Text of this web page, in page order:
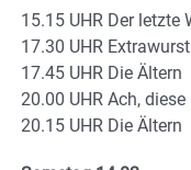
15.15 UHR Der letzte
17.30 UHR Extrawurst
17.45 UHR Die Ältern
20.00 UHR Ach,
20.15 UHR Die Ältern